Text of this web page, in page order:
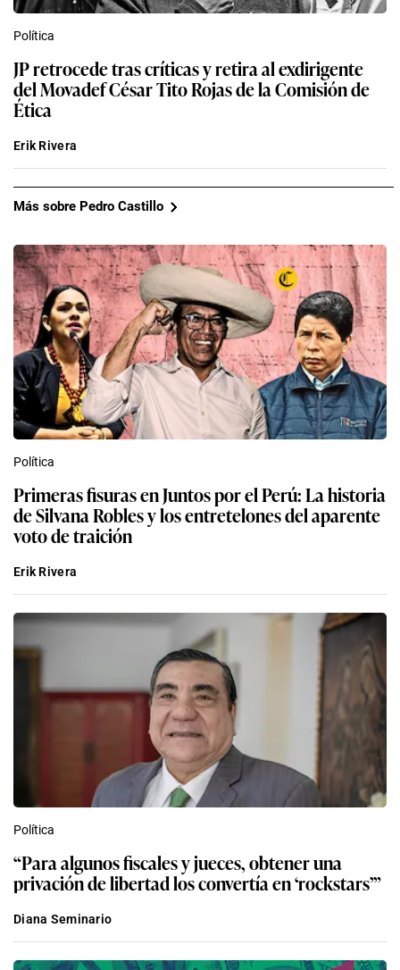
Política
JP retrocede tras críticas y retira al exdirigente
del Movadef César Tito Rojas de la Comisión de
Ética
Erik Rivera
Más sobre Pedro Castillo
Política
Primeras fisuras en Juntos por el Perú: La historia
de Silvana Robles y los entretelones del aparente
voto de traición
Erik Rivera
Política
“Para algunos fiscales y jueces, obtener una
privación de libertad los convertía en ‘rockstars’”
Diana Seminario